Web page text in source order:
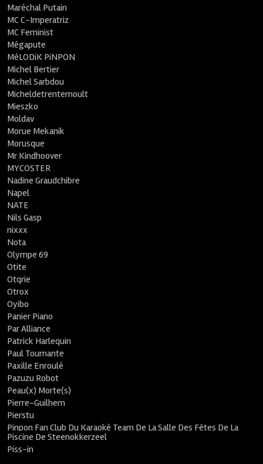
Maréchal Putain
MC C-Imperatriz
MC Feminist
Mégapute
MéLODiK PiNPON
Michel Bertier
Michel Sarbdou
Micheldetrentemoult
Mieszko
Moldav
Morue Mekanik
Morusque
Mr Kindhoover
MYCOSTER
Nadine Graudchibre
Napel
NATE
Nils Gasp
nixxx
Nota
Olympe 69
Otite
Otqrie
Otrox
Oyibo
Panier Piano
Par Alliance
Patrick Harlequin
Paul Tournante
Paxille Enroulé
Pazuzu Robot
Peau(x) Morte(s)
Pierre-Guilhem
Pierstu
Pinpon Fan Club Du Karaoké Team De La Salle Des Fêtes De La
Piscine De Steenokkerzeel
Piss-in